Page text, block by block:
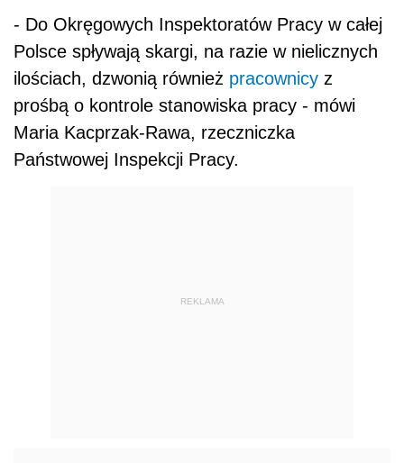
- Do Okręgowych Inspektoratów Pracy w całej
Polsce spływają skargi, na razie w nielicznych
ilościach, dzwonią również pracownicy z
prośbą o kontrole stanowiska pracy - mówi
Maria Kacprzak-Rawa, rzeczniczka
Państwowej Inspekcji Pracy.
REKLAMA